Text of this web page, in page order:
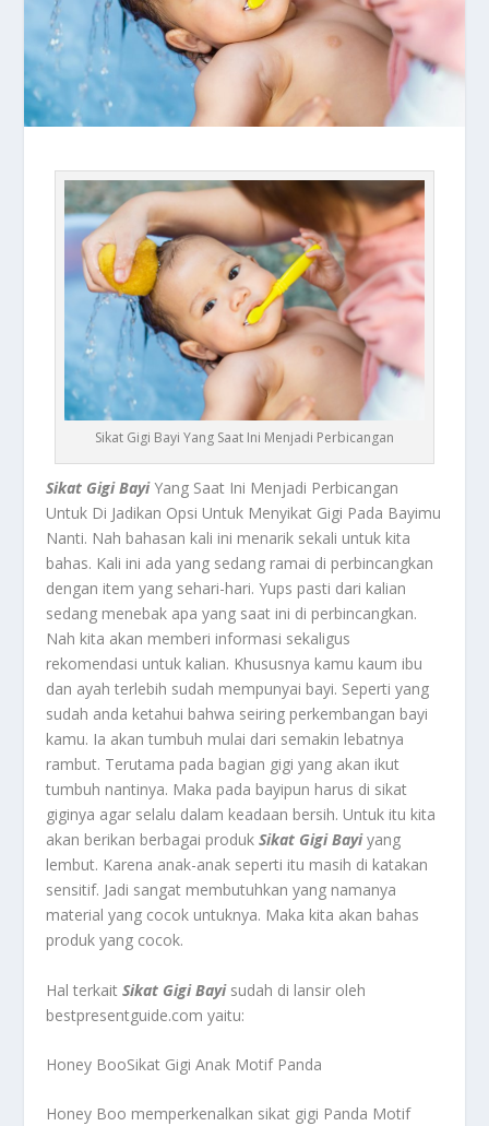
Sikat Gigi Bayi Yang Saat Ini Menjadi Perbicangan
Sikat Gigi BayiYang Saat Ini Menjadi Perbicangan
Untuk Di Jadikan Opsi Untuk Menyikat Gigi Pada Bayimu
Nanti. Nah bahasan kali ini menarik sekali untuk kita
bahas. Kali ini ada yang sedang ramai di perbincangkan
dengan item yang sehari-hari. Yups pasti dari kalian
sedang menebak apa yang saat ini di perbincangkan.
Nah kita akan memberi informasi sekaligus
rekomendasi untuk kalian. Khususnya kamu kaum ibu
dan ayah terlebih sudah mempunyai bayi. Seperti yang
sudah anda ketahui bahwa seiring perkembangan bayi
kamu. Ia akan tumbuh mulai dari semakin lebatnya
rambut. Terutama pada bagian gigi yang akan ikut
tumbuh nantinya. Maka pada bayipun harus di sikat
giginya agar selalu dalam keadaan bersih. Untuk itu kita
akan berikan berbagai produkSikat Gigi Bayiyang
lembut. Karena anak-anak seperti itu masih di katakan
sensitif. Jadi sangat membutuhkan yang namanya
material yang cocok untuknya. Maka kita akan bahas
produk yang cocok.
Hal terkaitSikat Gigi Bayisudah di lansir oleh
bestpresentguide.com yaitu:
Honey BooSikat Gigi Anak Motif Panda
Honey Boo memperkenalkan sikat gigi Panda Motif